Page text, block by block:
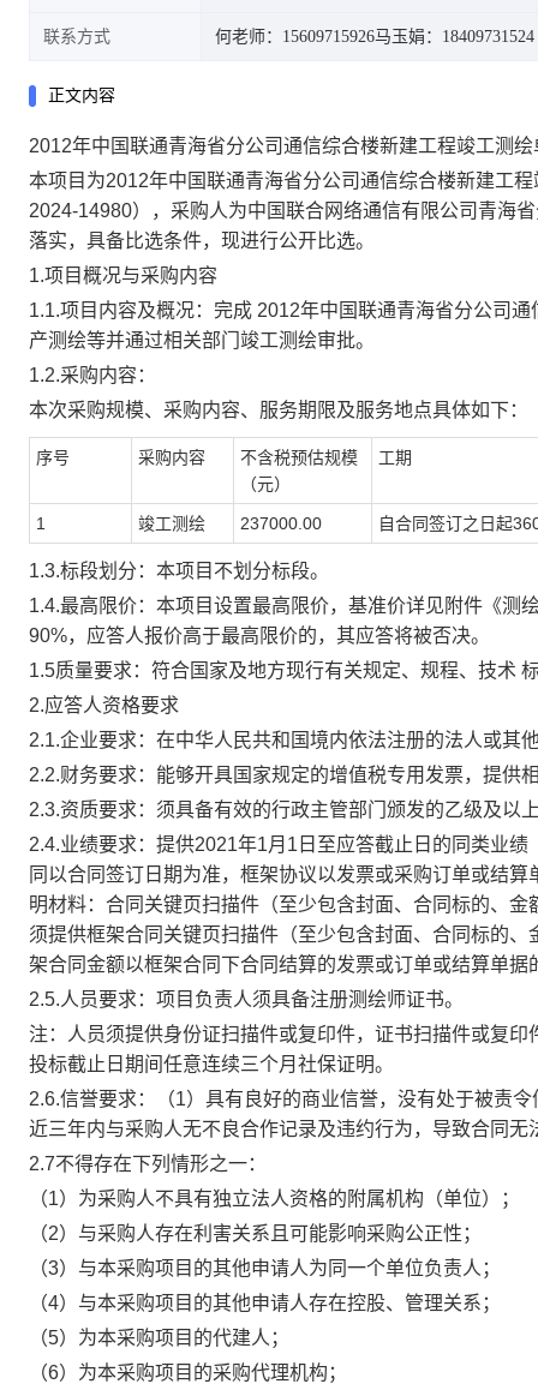
联系方式 何老师：15609715926马玉娟：18409731524
正文内容
2012年中国联通青海省分公司通信综合楼新建工程竣工测
本项目为2012年中国联通青海省分公司通信综合楼新建工
2024-14980）
，采购人为中国联合网络通信有限公司青海
落实，具备比选条件，现进行公开比选。
1.项目概况与采购内容
1.1.项目内容及概况：完成 2012年中国联通青海省分公司
产测绘等并通过相关部门竣工测绘审批。
1.2.采购内容：
本次采购规模、采购内容、服务期限及服务地点具体如下：
序号 采购内容
不含税预估规模
（元）
工期
1 竣工测绘 237000.00 自合同签订之日起
1.3.标段划分：本项目不划分标段。
1.4.最高限价：本项目设置最高限价，基准价详见附件《测
90%，应答人报价高于最高限价的，其应答将被否决。
1.5质量要求：符合国家及地方现行有关规定、规程、技术
2.应答人资格要求
2.1.企业要求：在中华人民共和国境内依法注册的法人或其
2.2.财务要求：能够开具国家规定的增值税专用发票，提供
2.3.资质要求：须具备有效的行政主管部门颁发的乙级及以
2.4.业绩要求：提供2021年1月1日至应答截止日的同类业
同以合同签订日期为准，框架协议以发票或采购订单或结
明材料：合同关键页扫描件（至少包含封面、合同标的、
须提供框架合同关键页扫描件（至少包含封面、合同标的
架合同金额以框架合同下合同结算的发票或订单或结算单据
2.5.人员要求：项目负责人须具备注册测绘师证书。
注：人员须提供身份证扫描件或复印件，证书扫描件或复
投标截止日期间任意连续三个月社保证明。
2.6.信誉要求：（1）具有良好的商业信誉，没有处于被责
近三年内与采购人无不良合作记录及违约行为，导致合同无
2.7不得存在下列情形之一：
（1）为采购人不具有独立法人资格的附属机构（单位）；
（2）与采购人存在利害关系且可能影响采购公正性；
（3）与本采购项目的其他申请人为同一个单位负责人；
（4）与本采购项目的其他申请人存在控股、管理关系；
（5）为本采购项目的代建人；
（6）为本采购项目的采购代理机构；